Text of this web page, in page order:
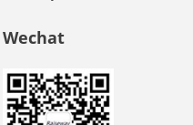
Wechat